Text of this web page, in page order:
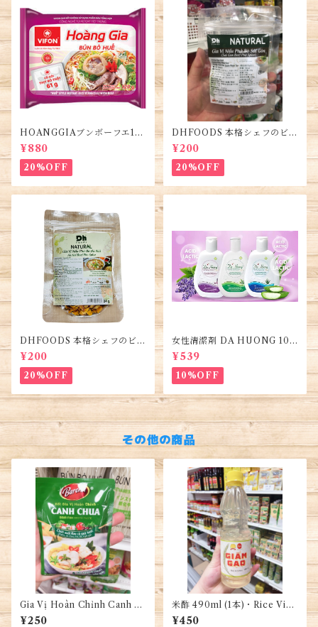
HOANGGIAブンボーフエ12
0g (5袋)・Bún Bò Huế
¥880
20%OFF
DHFOODS 本格シェフのビー
フフォーのセット・Gia Vị Ph
ở Bò Sài Gòn
¥200
20%OFF
DHFOODS 本格シェフのビー
フフォーのセット・Gia Vị Ph
ở Bò Hà Nội
¥200
20%OFF
女性清潔剤 DA HUONG 100
ml 1本・Women's Cleanse
r・Dung dịch vệ sinh phụ n
ữ
¥539
10%OFF
その他の商品
Gia Vị Hoàn Chỉnh Canh C
hua (ベトナム風スープ)
¥250
米酢 490ml (1本)・Rice Vine
gar・Giấm Gạo
¥450